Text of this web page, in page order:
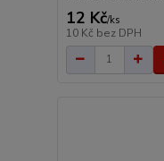
12 Kč/ks
10 Kč bez DPH